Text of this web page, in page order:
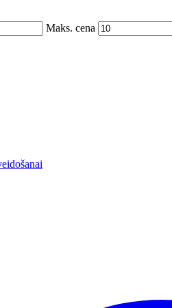
Maks. cena